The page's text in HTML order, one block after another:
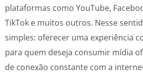
plataformas como YouTube,
TikTok e muitos outros. Nesse
simples: oferecer uma experiência
para quem deseja consumir mídia
de conexão constante com a